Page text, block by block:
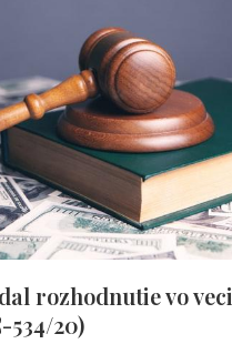
rozhodnutie vo veci
534/20)